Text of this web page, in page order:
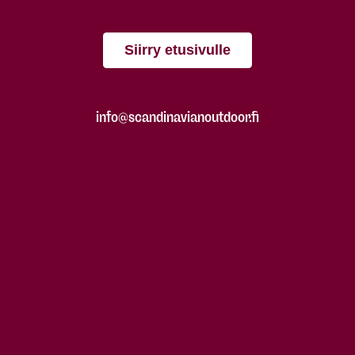
Siirry etusivulle
info@scandinavianoutdoor.fi